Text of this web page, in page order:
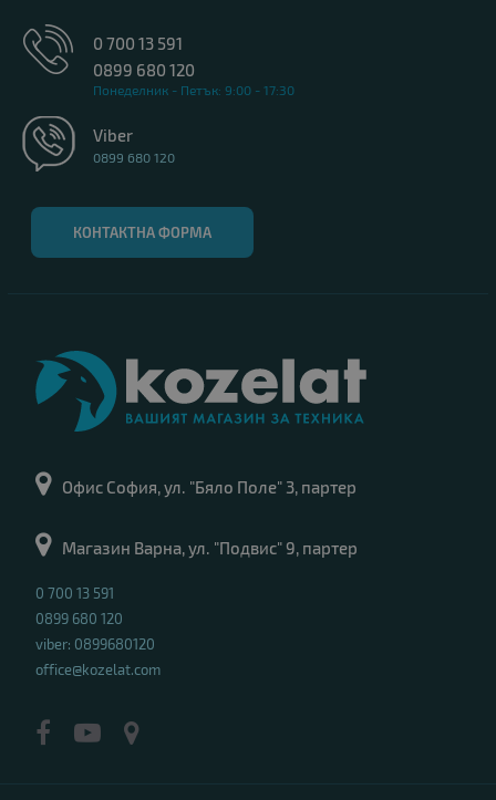
0 700 13 591
0899 680 120
Понеделник - Петък: 9:00 - 17:30
Viber
0899 680 120
КОНТАКТНА ФОРМА
Офис София, ул. "Бяло Поле" 3, партер
Магазин Варна, ул. "Подвис" 9, партер
0 700 13 591
0899 680 120
viber: 0899680120
office@kozelat.com